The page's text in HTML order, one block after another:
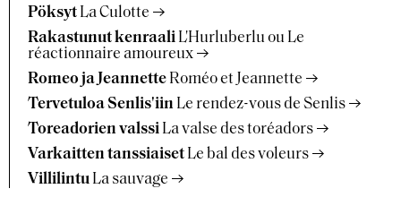
Pöksyt La Culotte
Rakastunut kenraali L'Hurluberlu ou Le
réactionnaire amoureux
Romeo ja Jeannette Roméo et Jeannette
Tervetuloa Senlis'iin Le rendez-vous de Senlis
Toreadorien valssi La valse des toréadors
Varkaitten tanssiaiset Le bal des voleurs
Villilintu La sauvage